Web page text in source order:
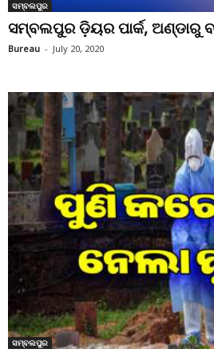
ସମ୍ବଲପୁର
ସମ୍ବଲପୁର ଡ଼ିୟର ପାର୍କ, ଅଣ୍ଡାରୁ
Bureau - July 20, 2020
ସମ୍ବଲପୁର